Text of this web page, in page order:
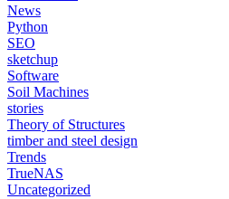
News
Python
SEO
sketchup
Software
Soil Machines
stories
Theory of Structures
timber and steel design
Trends
TrueNAS
Uncategorized